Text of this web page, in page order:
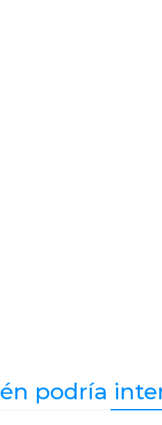
podría